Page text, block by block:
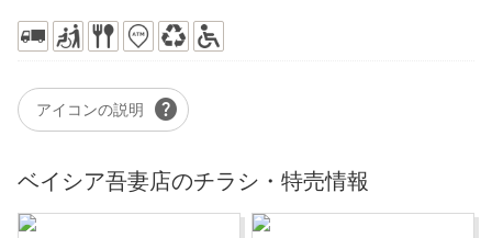
アイコンの説明 help
ベイシア吾妻店のチラシ・特売情報